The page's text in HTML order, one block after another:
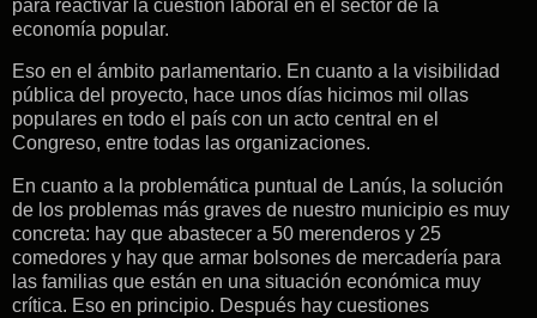
para reactivar la cuestión laboral en el sector de la
economía popular.
Eso en el ámbito parlamentario. En cuanto a la visibilidad
pública del proyecto, hace unos días hicimos mil ollas
populares en todo el país con un acto central en el
Congreso, entre todas las organizaciones.
En cuanto a la problemática puntual de Lanús, la solución
de los problemas más graves de nuestro municipio es muy
concreta: hay que abastecer a 50 merenderos y 25
comedores y hay que armar bolsones de mercadería para
las familias que están en una situación económica muy
crítica. Eso en principio. Después hay cuestiones